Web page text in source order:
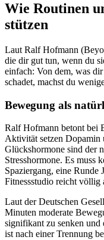
Wie Routinen
stützen
Laut Ralf Hofmann
die dir gut tun, wenn du
einfach: Von dem, was
schadet, machst du
Bewegung als
Ralf Hofmann betont bei
Aktivität setzen Dopamin
Glückshormone sind der
Stresshormone. Es muss
Spaziergang, eine Runde
Fitnessstudio reicht völlig
Laut der Deutschen
Minuten moderate
signifikant zu senken und
ist nach einer Trennung